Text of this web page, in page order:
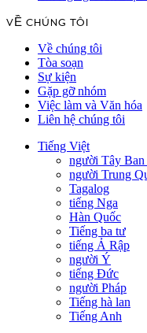
VỀ CHÚNG TÔI
Về chúng tôi
Tòa soạn
Sự kiện
Gặp gỡ nhóm
Việc làm và Văn hóa
Liên hệ chúng tôi
Tiếng Việt
người Tây Ban
người Trung
Tagalog
tiếng Nga
Hàn Quốc
Tiếng ba tư
tiếng Ả Rập
người Ý
tiếng Đức
người Pháp
Tiếng hà lan
Tiếng Anh